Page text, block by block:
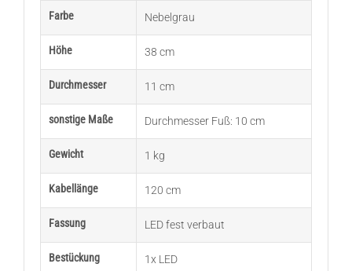
Farbe Nebelgrau
Höhe 38 cm
Durchmesser 11 cm
sonstige Maße Durchmesser Fuß: 10 cm
Gewicht 1 kg
Kabellänge 120 cm
Fassung LED fest verbaut
Bestückung 1x LED